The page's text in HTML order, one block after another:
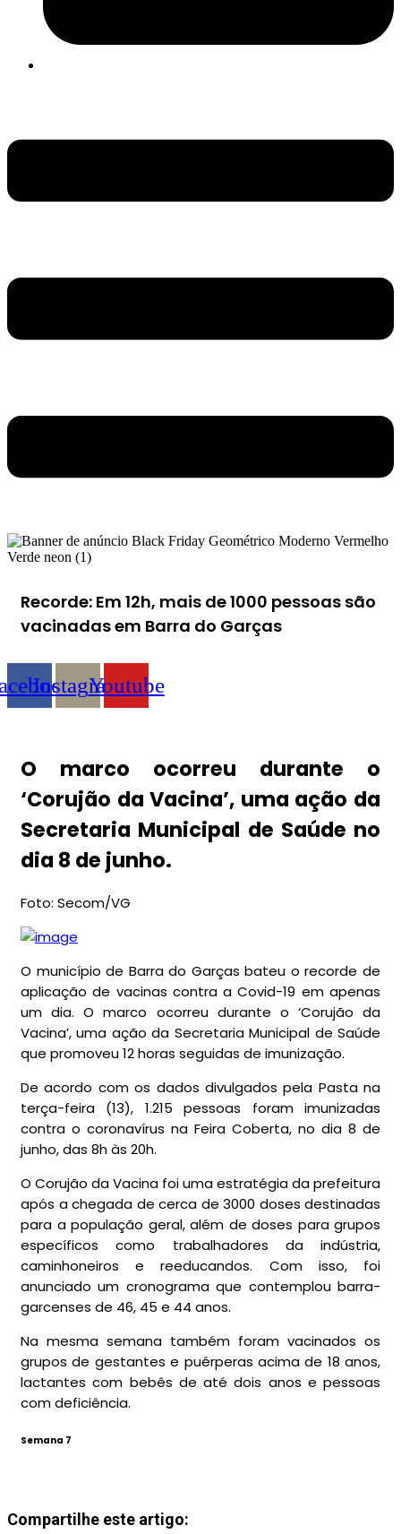
Recorde: Em 12h, mais de 1000 pessoas são
vacinadas em Barra do Garças
InstagramYoutube
O marco ocorreu durante o
‘Corujão da Vacina’, uma ação da
Secretaria Municipal de Saúde no
dia 8 de junho.
Foto: Secom/VG
O município de Barra do Garças bateu o recorde de
aplicação de vacinas contra a Covid-19 em apenas
um dia. O marco ocorreu durante o ‘Corujão da
Vacina’, uma ação da Secretaria Municipal de Saúde
que promoveu 12 horas seguidas de imunização.
De acordo com os dados divulgados pela Pasta na
terça-feira (13), 1.215 pessoas foram imunizadas
contra o coronavírus na Feira Coberta, no dia 8 de
junho, das 8h às 20h.
O Corujão da Vacina foi uma estratégia da prefeitura
após a chegada de cerca de 3000 doses destinadas
para a população geral, além de doses para grupos
específicos como trabalhadores da indústria,
caminhoneiros e reeducandos. Com isso, foi
anunciado um cronograma que contemplou barra-
garcenses de 46, 45 e 44 anos.
Na mesma semana também foram vacinados os
grupos de gestantes e puérperas acima de 18 anos,
lactantes com bebês de até dois anos e pessoas
com deficiência.
Semana 7
Compartilhe este artigo: